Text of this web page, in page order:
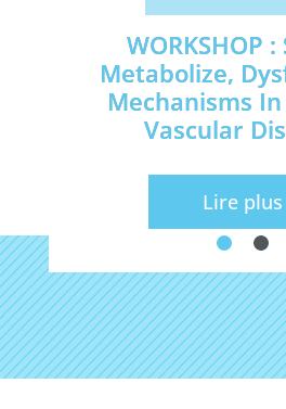
WORKSHOP
Metabolize,
Mechanisms
Vascular
Lire plus